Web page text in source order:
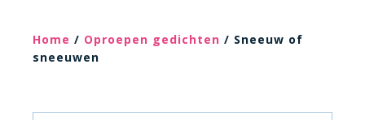
Home / Oproepen gedichten / Sneeuw of
sneeuwen